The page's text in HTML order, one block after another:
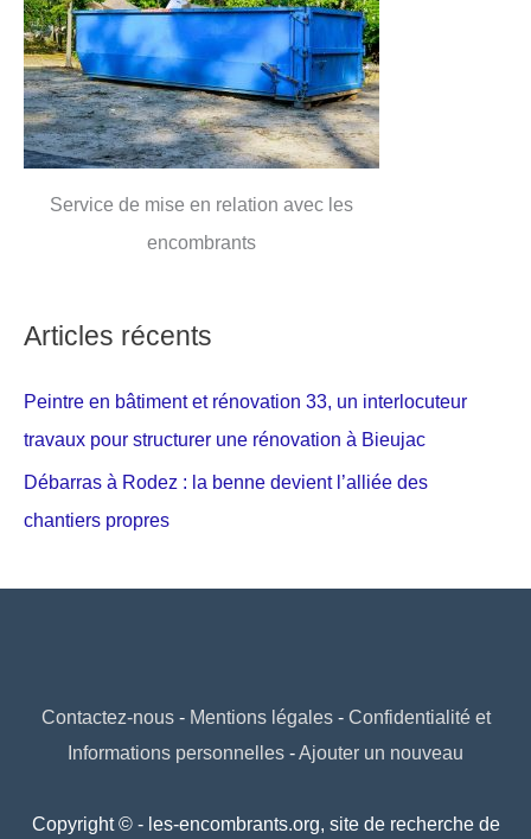
Service de mise en relation avec les
encombrants
Articles récents
Peintre en bâtiment et rénovation 33, un interlocuteur
travaux pour structurer une rénovation à Bieujac
Débarras à Rodez : la benne devient l’alliée des
chantiers propres
Contactez-nous- Mentions légales- Confidentialité et
Informations personnelles -Ajouter un nouveau
Copyright © - les-encombrants.org, site de recherche de